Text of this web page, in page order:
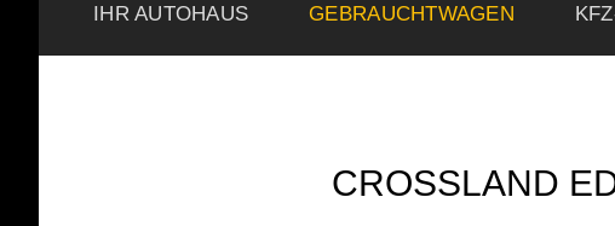
IHR AUTOHAUS GEBRAUCHTWAGEN
CROSSLAND